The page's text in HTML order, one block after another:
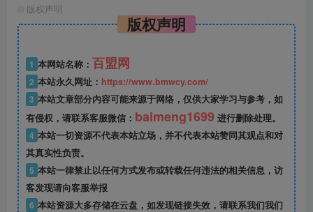
© 版权声明
版权声明
1 本网站名称： 百盟网
2 本站永久网址： https://www.bmwcy.com/
3 本站文章部分内容可能来源于网络，仅供大家学习与参考，如
有侵权，请联系客服微信： baimeng1699 进行删除处理。
4 本站一切资源不代表本站立场，并不代表本站赞同其观点和对
其真实性负责。
5 本站一律禁止以任何方式发布或转载任何违法的相关信息，访
客发现请向客服举报
6 本站资源大多存储在云盘，如发现链接失效，请联系我们我们